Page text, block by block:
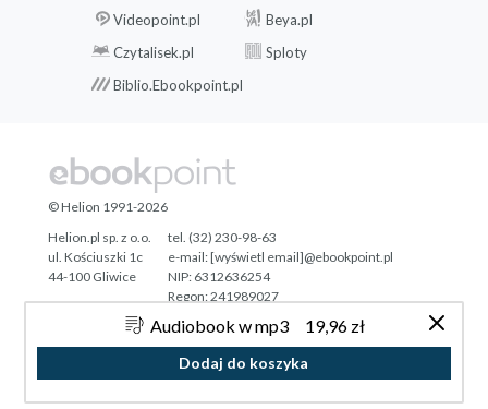
Audiobook w mp3 19,96 zł
Dodaj do koszyka
Videopoint.pl
Beya.pl
Czytalisek.pl
Sploty
Biblio.Ebookpoint.pl
Designed with ♥ byTonik.pl
© Helion 1991-2026
Helion.pl sp. z o.o.
ul. Kościuszki 1c
44-100 Gliwice
tel. (32) 230-98-63
e-mail:[wyświetl email]@ebookpoint.pl
NIP: 6312636254
Regon: 241989027